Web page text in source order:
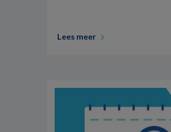
Lees meer